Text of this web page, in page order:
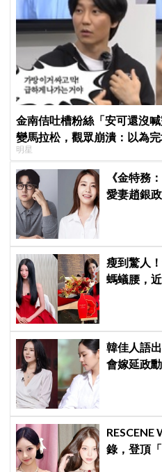
金南佶吐槽粉絲「安可還沒
變馬拉松，觀眾崩潰：以為
明星
《金特務
愛妻趙銀
瘦到驚人
螞蟻腰，
韓佳人語
會嫁延政
錄，登頂